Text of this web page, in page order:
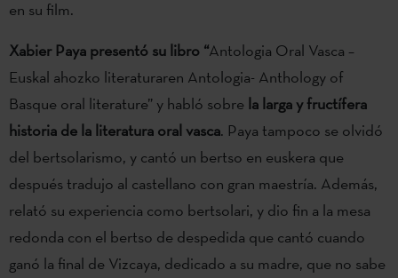
en su film.
Xabier Paya presentó su libro “Antologia Oral Vasca –
Euskal ahozko literaturaren Antologia- Anthology of
Basque oral literature” y habló sobre la larga y fructífera
historia de la literatura oral vasca. Paya tampoco se olvidó
del bertsolarismo, y cantó un bertso en euskera que
después tradujo al castellano con gran maestría. Además,
relató su experiencia como bertsolari, y dio fin a la mesa
redonda con el bertso de despedida que cantó cuando
ganó la final de Vizcaya, dedicado a su madre, que no sabe